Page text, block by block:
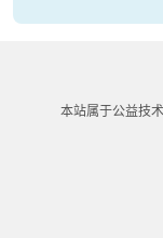
本站属于公益技